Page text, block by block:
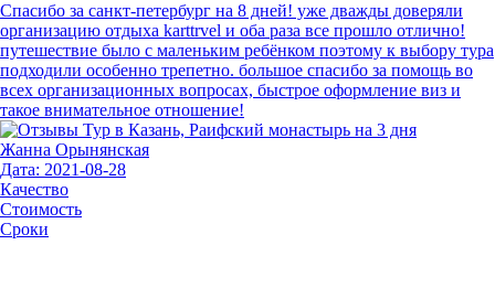
Спасибо за санкт-петербург на 8 дней! уже дважды доверяли
организацию отдыха karttrvel и оба раза все прошло отлично!
путешествие было с маленьким ребёнком поэтому к выбору тура
подходили особенно трепетно. большое спасибо за помощь во
всех организационных вопросах, быстрое оформление виз и
такое внимательное отношение!
Жанна Орынянская
Дата: 2021-08-28
Качество
Стоимость
Сроки